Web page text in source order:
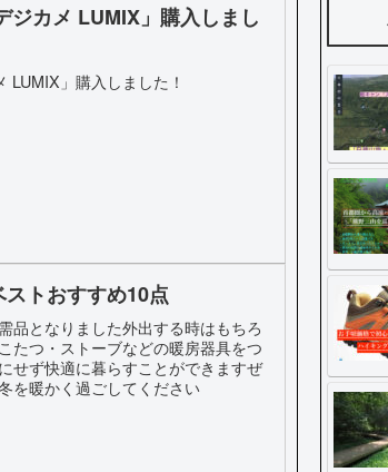
ジカメ LUMIX」購入しまし
LUMIX」購入しました！
トおすすめ10点
品となりました外出する時はもちろ
たつ・ストーブなどの暖房器具をつ
せず快適に暮らすことができますぜ
を暖かく過ごしてください